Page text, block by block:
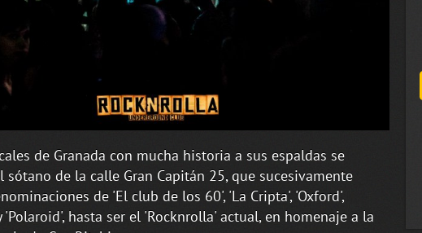
de Granada con mucha historia a sus espaldas se
sótano de la calle Gran Capitán 25, que sucesivamente
de 'El club de los 60', 'La Cripta', 'Oxford',
'Polaroid', hasta ser el 'Rocknrolla' actual, en homenaje a la